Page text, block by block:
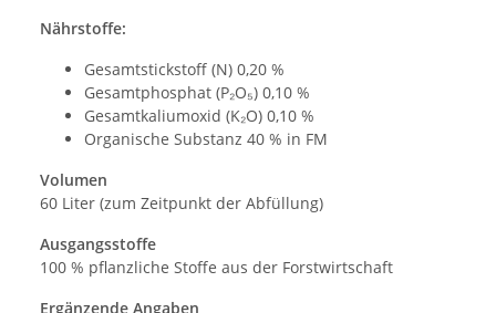
Nährstoffe:
Gesamtstickstoff (N) 0,20 %
Gesamtphosphat (P₂O₅) 0,10 %
Gesamtkaliumoxid (K₂O) 0,10 %
Organische Substanz 40 % in FM
Volumen
60 Liter (zum Zeitpunkt der Abfüllung)
Ausgangsstoffe
100 % pflanzliche Stoffe aus der Forstwirtschaft
Ergänzende Angaben